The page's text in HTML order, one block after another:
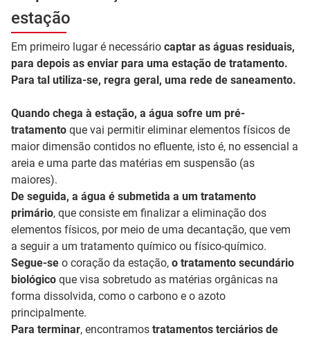
estação
Em primeiro lugar é necessário captar as águas residuais,
para depois as enviar para uma estação de tratamento.
Para tal utiliza-se, regra geral, uma rede de saneamento.
Quando chega à estação, a água sofre um pré-
tratamento que vai permitir eliminar elementos físicos de
maior dimensão contidos no efluente, isto é, no essencial a
areia e uma parte das matérias em suspensão (as
maiores).
De seguida, a água é submetida a um tratamento
primário, que consiste em finalizar a eliminação dos
elementos físicos, por meio de uma decantação, que vem
a seguir a um tratamento químico ou físico-químico.
Segue-se o coração da estação, o tratamento secundário
biológico que visa sobretudo as matérias orgânicas na
forma dissolvida, como o carbono e o azoto
principalmente.
Para terminar, encontramos tratamentos terciários de